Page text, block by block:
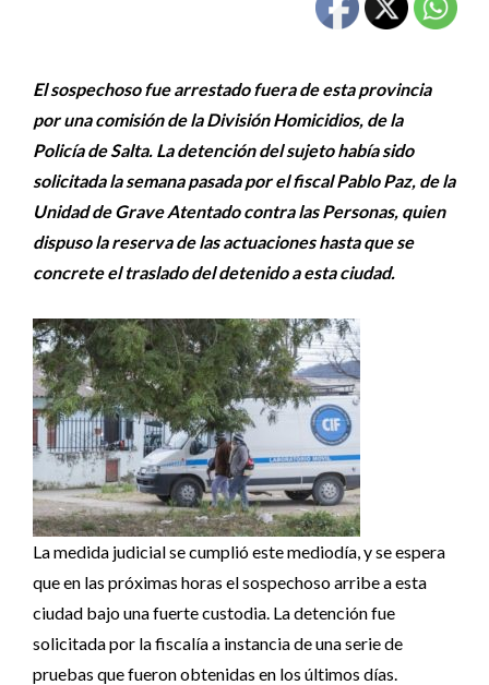
El sospechoso fue arrestado fuera de esta provincia
por una comisión de la División Homicidios, de la
Policía de Salta. La detención del sujeto había sido
solicitada la semana pasada por el fiscal Pablo Paz, de la
Unidad de Grave Atentado contra las Personas, quien
dispuso la reserva de las actuaciones hasta que se
concrete el traslado del detenido a esta ciudad.
La medida judicial se cumplió este mediodía, y se espera
que en las próximas horas el sospechoso arribe a esta
ciudad bajo una fuerte custodia. La detención fue
solicitada por la fiscalía a instancia de una serie de
pruebas que fueron obtenidas en los últimos días.